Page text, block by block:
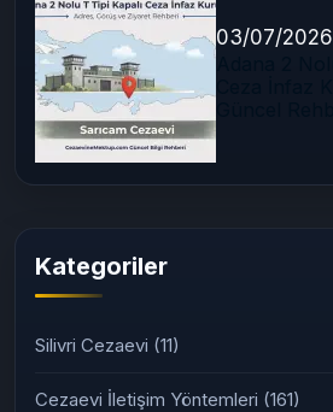
03/07/2026
Kategoriler
Silivri Cezaevi (11)
Cezaevi İletişim Yöntemleri (161)